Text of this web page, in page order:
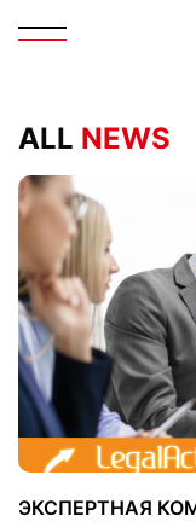
ALL NEWS
ЭКСПЕРТНАЯ